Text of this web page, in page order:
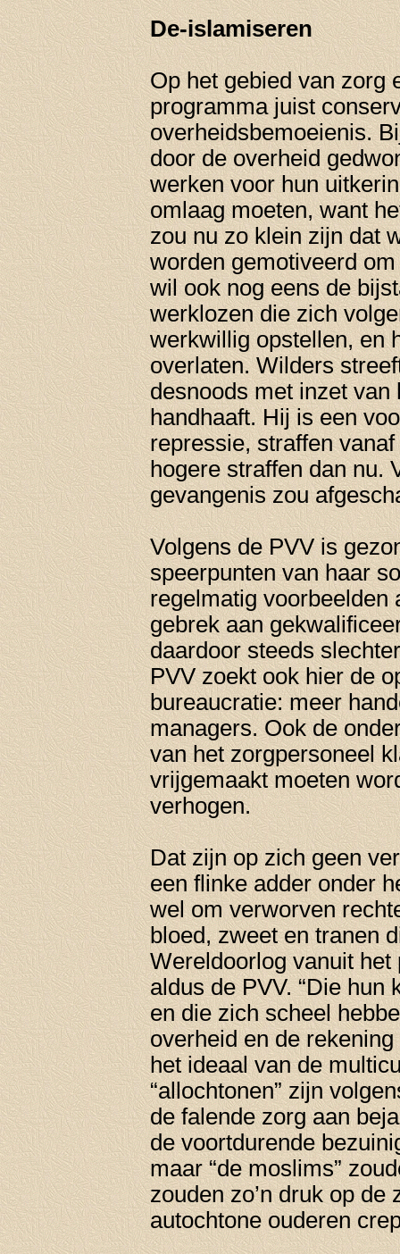
De-islamiseren
Op het gebied van zorg
programma juist
overheidsbemoeienis.
door de overheid
werken voor hun
omlaag moeten, want
zou nu zo klein zijn dat
worden gemotiveerd
wil ook nog eens de
werklozen die zich
werkwillig opstellen, en
overlaten. Wilders
desnoods met inzet van
handhaaft. Hij is een
repressie, straffen
hogere straffen dan nu.
gevangenis zou
Volgens de PVV is
speerpunten van haar
regelmatig voorbeelden
gebrek aan
daardoor steeds
PVV zoekt ook hier de
bureaucratie: meer
managers. Ook de
van het zorgpersoneel
vrijgemaakt moeten
verhogen.
Dat zijn op zich geen
een flinke adder onder
wel om verworven
bloed, zweet en tranen
Wereldoorlog vanuit het
aldus de PVV. “Die hun
en die zich scheel
overheid en de
het ideaal van de
“allochtonen” zijn
de falende zorg aan
de voortdurende
maar “de moslims”
zouden zo’n druk op de
autochtone ouderen